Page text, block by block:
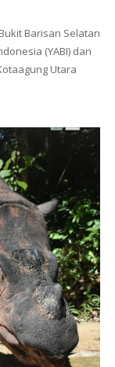
Barisan Selatan
(YABI) dan
Utara